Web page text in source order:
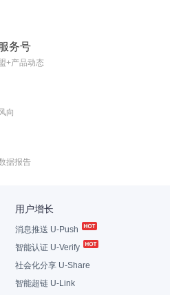
务号
+产品动态
向
据报告
用户增长
消息推送 U-Push
智能认证 U-Verify
社会化分享 U-Share
智能超链 U-Link